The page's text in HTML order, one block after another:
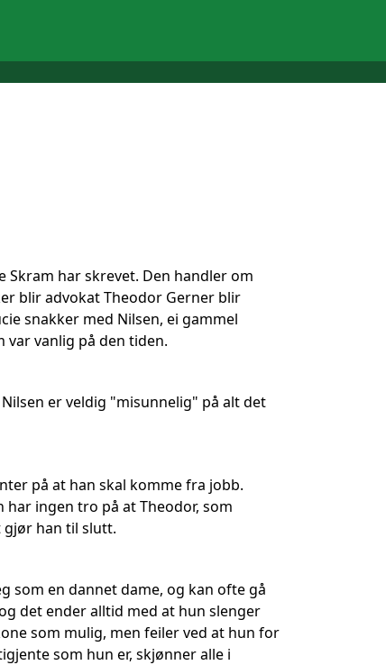
Skram har skrevet. Den handler om
blir advokat Theodor Gerner blir
snakker med Nilsen, ei gammel
vanlig på den tiden.
er veldig "misunnelig" på alt det
på at han skal komme fra jobb.
ingen tro på at Theodor, som
gjør han til slutt.
som en dannet dame, og kan ofte gå
det ender alltid med at hun slenger
som mulig, men feiler ved at hun for
som hun er, skjønner alle i